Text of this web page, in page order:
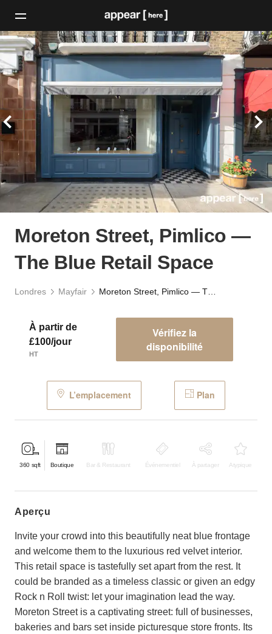
Moreton Street, Pimlico —
The Blue Retail Space
Londres Mayfair
À partir de
£100/jour
HT
Vérifiez la
disponibilité
L’emplacement Plan
360 sqft Boutique Bar & Restaurant Événementiel À partager Atypique
aperçu
Invite your crowd into this beautifully neat blue frontage
and welcome them to the luxurious red velvet interior.
This retail space is tastefully set apart from the rest. It
could be branded as a timeless classic or given an edgy
Rock n Roll twist: let your imagination lead the way.
Moreton Street is a captivating street: full of businesses,
bakeries and bars set inside picturesque store fronts. Its